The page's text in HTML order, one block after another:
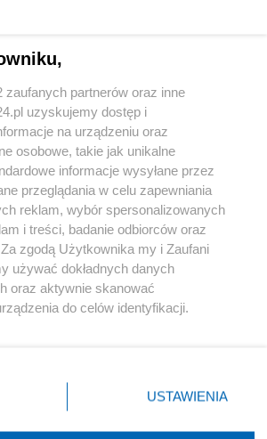
Instagram Youtube
zaufanych partnerów oraz inne
uzyskujemy dostęp i
na urządzeniu oraz
osobowe, takie jak unikalne
informacje wysyłane przez
przeglądania w celu zapewniania
reklam, wybór spersonalizowanych
i treści, badanie odbiorców oraz
Za zgodą Użytkownika my i Zaufani
używać dokładnych danych
oraz aktywnie skanować
do celów identyfikacji.
przycisk ustawień prywatności
dolnym rogu strony
danych nie wymagają zgody
USTAWIENIA